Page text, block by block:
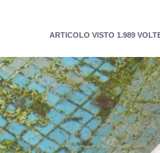
ARTICOLO VISTO 1.989